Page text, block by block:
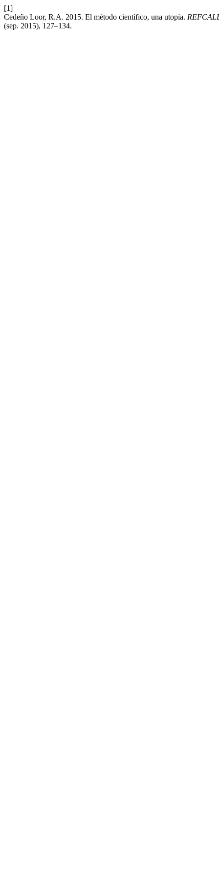
[1]
Cedeño Loor, R.A. 2015. El método científico, una utopía.
(sep. 2015), 127–134.